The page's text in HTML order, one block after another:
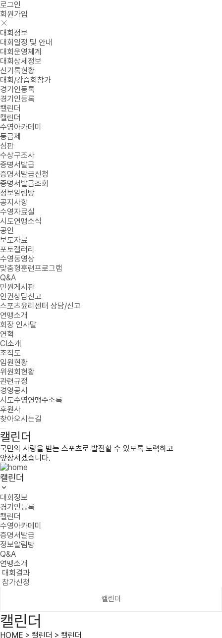
로그인
회원가입
대회정보
대회일정 및 안내
대회운영체계
대회상세정보
신기록현황
대회/강습회참가
경기인등록
경기인등록
캘린더
캘린더
수영아카데미
등급제
심판
수상구조사
증명서발급
증명서발급신청
증명서발급조회
정보알림방
공지사항
수영자료실
시도연맹소식
공인
보도자료
포토갤러리
수영동영상
맞춤형훈련프로그램
Q&A
민원게시판
인권상담신고
스포츠윤리센터 상담/신고
연맹소개
회장 인사말
연혁
CI소개
조직도
임원현황
위원회현황
관련규정
경영공시
시도수영연맹주소록
후원사
찾아오시는길
캘린더
국민의 사랑을 받는 스포츠로 발전할 수 있도록 노력하고
앞장서겠습니다.
캘린더
대회정보
경기인등록
캘린더
수영아카데미
증명서발급
정보알림방
Q&A
연맹소개
대회결과
참가신청
캘린더
캘린더
HOME > 캘린더 > 캘린더